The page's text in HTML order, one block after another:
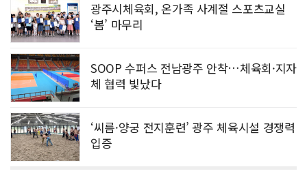
광주시체육회, 온가족 사계절 스포츠교실
‘봄’ 마무리
SOOP 수퍼스 전남광주 안착…체육회·지자
체 협력 빛났다
‘씨름·양궁 전지훈련’ 광주 체육시설 경쟁력
입증